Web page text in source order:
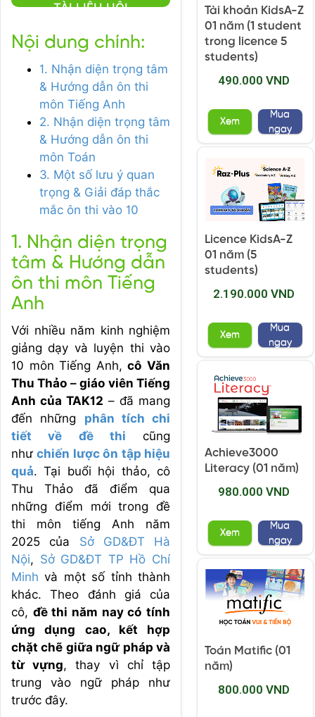
TÀI LIỆU HỘI
Nội dung chính:
1. Nhận diện trọng tâm
& Hướng dẫn ôn thi
môn Tiếng Anh
2. Nhận diện trọng tâm
& Hướng dẫn ôn thi
môn Toán
3. Một số lưu ý quan
trọng & Giải đáp thắc
mắc ôn thi vào 10
1. Nhận diện trọng
tâm & Hướng dẫn
ôn thi môn Tiếng
Anh
Với nhiều năm kinh nghiệm
giảng dạy và luyện thi vào
10 môn Tiếng Anh,cô Văn
Thu Thảo – giáo viên Tiếng
Anh của TAK12 – đã mang
đến những phân tích chi
tiết về đề thi cũng
nhưchiến lược ôn tập hiệu
quả. Tại buổi hội thảo, cô
Thu Thảo đã điểm qua
những điểm mới trong đề
thi môn tiếng Anh năm
2025 của Sở GD&ĐT Hà
Nội, Sở GD&ĐT TP Hồ Chí
Minh và một số tỉnh thành
khác. Theo đánh giá của
cô, đề thi năm nay có tính
ứng dụng cao, kết hợp
chặt chẽ giữa ngữ pháp và
từ vựng, thay vì chỉ tập
trung vào ngữ pháp như
trước đây.
Tài khoản KidsA-Z
01 năm (1 student
trong licence 5
students)
490.000 VND
Xem
Mua
ngay
Licence KidsA-Z
01 năm (5
students)
2.190.000 VND
Xem
Mua
ngay
Achieve3000
Literacy (01 năm)
980.000 VND
Xem
Mua
ngay
Toán Matific (01
năm)
800.000 VND